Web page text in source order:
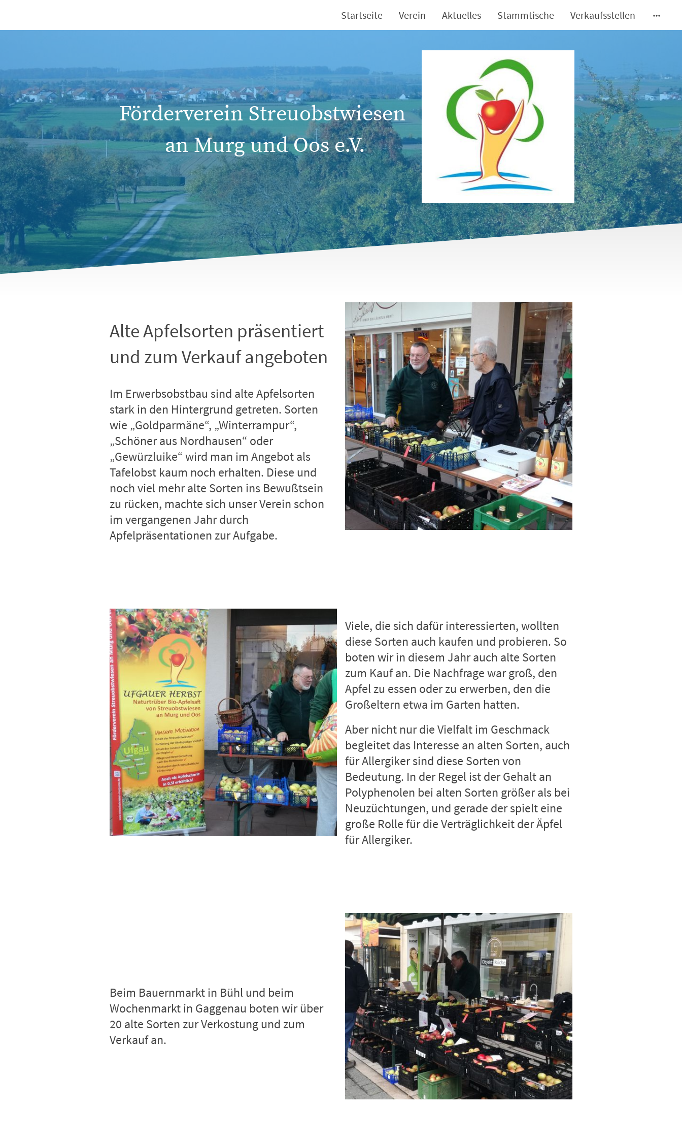
Startseite Verein Aktuelles Stammtische Verkaufsstellen
Förderverein Streuobstwiesen
an Murg und Oos e.V.
Alte Apfelsorten präsentiert
und zum Verkauf angeboten
Im Erwerbsobstbau sind alte Apfelsorten
stark in den Hintergrund getreten. Sorten
wie „Goldparmäne“, „Winterrampur“,
„Schöner aus Nordhausen“ oder
„Gewürzluike“ wird man im Angebot als
Tafelobst kaum noch erhalten. Diese und
noch viel mehr alte Sorten ins Bewußtsein
zu rücken, machte sich unser Verein schon
im vergangenen Jahr durch
Apfelpräsentationen zur Aufgabe.
Viele, die sich dafür interessierten, wollten
diese Sorten auch kaufen und probieren. So
boten wir in diesem Jahr auch alte Sorten
zum Kauf an. Die Nachfrage war groß, den
Apfel zu essen oder zu erwerben, den die
Großeltern etwa im Garten hatten.
Aber nicht nur die Vielfalt im Geschmack
begleitet das Interesse an alten Sorten, auch
für Allergiker sind diese Sorten von
Bedeutung. In der Regel ist der Gehalt an
Polyphenolen bei alten Sorten größer als bei
Neuzüchtungen, und gerade der spielt eine
große Rolle für die Verträglichkeit der Äpfel
für Allergiker.
Beim Bauernmarkt in Bühl und beim
Wochenmarkt in Gaggenau boten wir über
20 alte Sorten zur Verkostung und zum
Verkauf an.